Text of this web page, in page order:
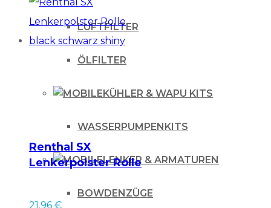
LUFTFILTER
ÖLFILTER
KÜHLER & WAPU KITS
WASSERPUMPENKITS
LENKER & ARMATUREN
BOWDENZÜGE
Renthal SX
Lenkerpolster Rolle
21.96 €